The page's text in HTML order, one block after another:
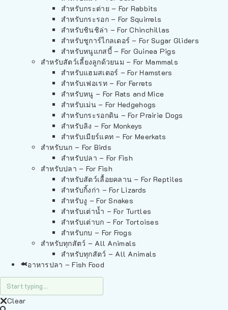
สำหรับกระต่าย – For Rabbits
สำหรับกระรอก – For Squirrels
สำหรับชินชิล่า – For Chinchillas
สำหรับชูการ์ไกลเดอร์ – For Sugar Gliders
สำหรับหนูแกสบี้ – For Guinea Pigs
สำหรับสัตว์เลี้ยงลูกด้วยนม – For Mammals
สำหรับแฮมสเตอร์ – For Hamsters
สำหรับเฟอเรท – For Ferrets
สำหรับหนู – For Rats and Mice
สำหรับเม่น – For Hedgehogs
สำหรับกระรอกดิน – For Prairie Dogs
สำหรับลิง – For Monkeys
สำหรับเมียร์แคท – For Meerkats
สำหรับนก – For Birds
สำหรับปลา – For Fish
สำหรับปลา – For Fish
สำหรับสัตว์เลื้อยคลาน – For Reptiles
สำหรับกิ้งก่า – For Lizards
สำหรับงู – For Snakes
สำหรับเต่าน้ำ – For Turtles
สำหรับเต่าบก – For Tortoises
สำหรับกบ – For Frogs
สำหรับทุกสัตว์ – All Animals
สำหรับทุกสัตว์ – All Animals
อาหารปลา – Fish Food
Clear